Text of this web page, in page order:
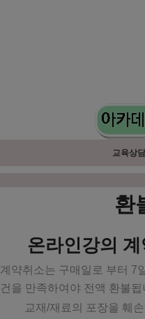
교육상
환
온라인강의
계약취소는 구매일로 부터 7
건을 만족하여야 전액 환불됩
교재/재료의 포장을 훼